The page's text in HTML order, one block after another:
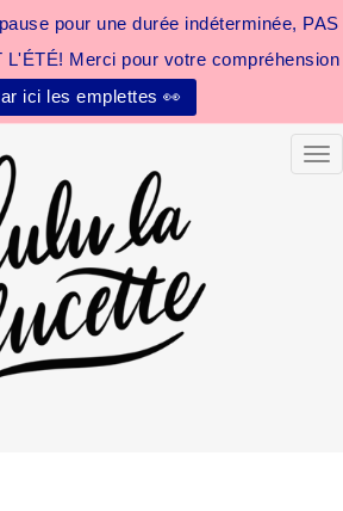
pour une durée indéterminée, PAS
L'ÉTÉ! Merci pour votre compréhension
ici les emplettes 👀